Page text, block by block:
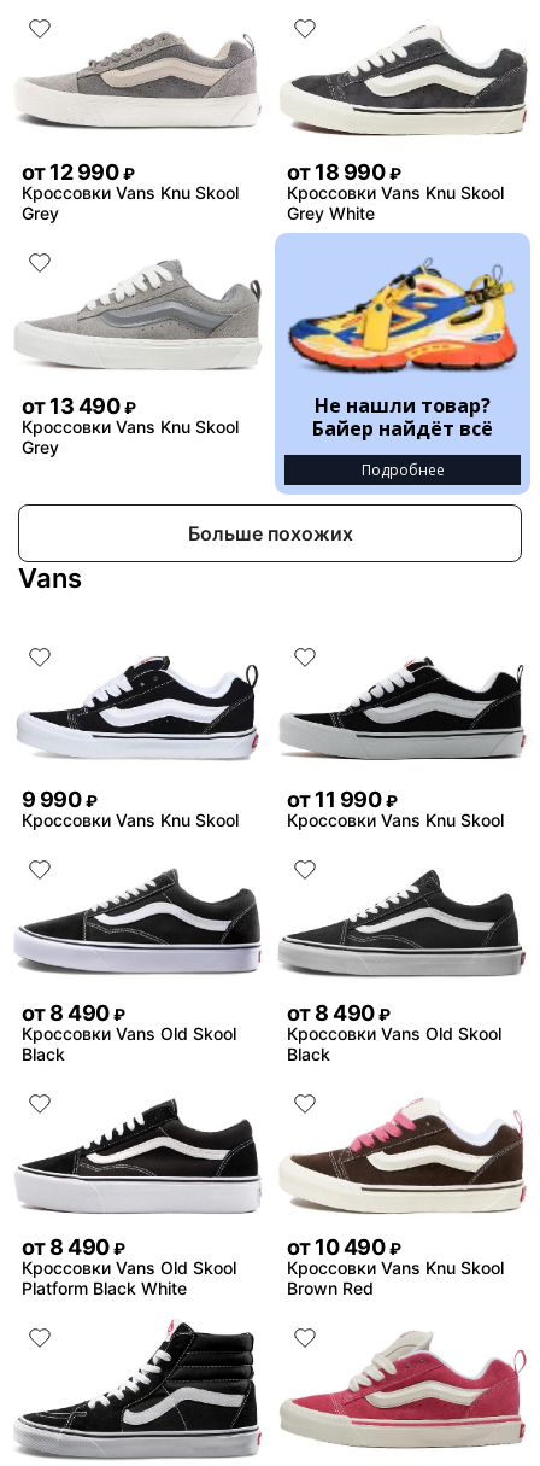
от12 990 ₽
Кроссовки Vans Knu Skool
Grey
от18 990 ₽
Кроссовки Vans Knu Skool
Grey White
от13 490 ₽
Кроссовки Vans Knu Skool
Grey
Не нашли товар?
Байер найдёт всё
Подробнее
Больше похожих
Vans
9 990 ₽
Кроссовки Vans Knu Skool
от11 990 ₽
Кроссовки Vans Knu Skool
от8 490 ₽
Кроссовки Vans Old Skool
Black
от8 490 ₽
Кроссовки Vans Old Skool
Black
от8 490 ₽
Кроссовки Vans Old Skool
Platform Black White
от10 490 ₽
Кроссовки Vans Knu Skool
Brown Red